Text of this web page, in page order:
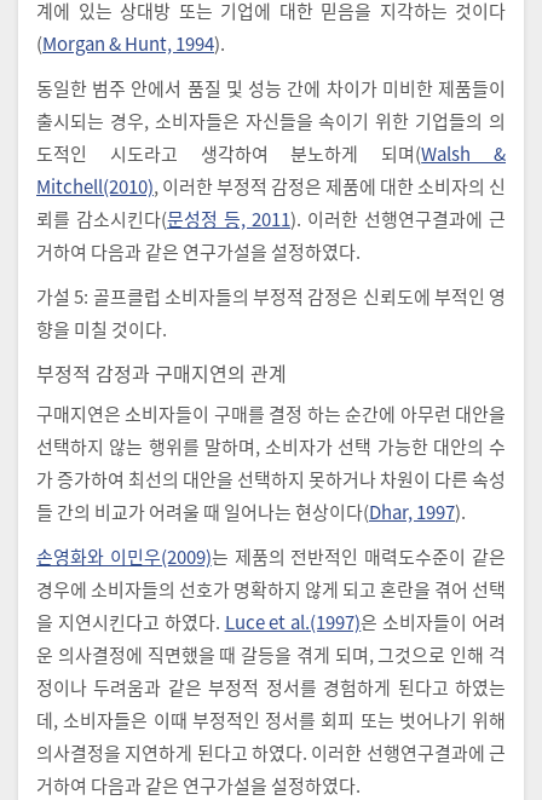
계에 있는 상대방 또는 기업에 대한 믿음을 지각하는 것이다
(Morgan & Hunt, 1994).
동일한 범주 안에서 품질 및 성능 간에 차이가 미비한 제품들이
출시되는 경우, 소비자들은 자신들을 속이기 위한 기업들의 의
도적인 시도라고 생각하여 분노하게 되며(Walsh &
Mitchell(2010), 이러한 부정적 감정은 제품에 대한 소비자의 신
뢰를 감소시킨다(문성정 등, 2011). 이러한 선행연구결과에 근
거하여 다음과 같은 연구가설을 설정하였다.
가설 5: 골프클럽 소비자들의 부정적 감정은 신뢰도에 부적인 영
향을 미칠 것이다.
부정적 감정과 구매지연의 관계
구매지연은 소비자들이 구매를 결정 하는 순간에 아무런 대안을
선택하지 않는 행위를 말하며, 소비자가 선택 가능한 대안의 수
가 증가하여 최선의 대안을 선택하지 못하거나 차원이 다른 속성
들 간의 비교가 어려울 때 일어나는 현상이다(Dhar, 1997).
손영화와 이민우(2009)는 제품의 전반적인 매력도수준이 같은
경우에 소비자들의 선호가 명확하지 않게 되고 혼란을 겪어 선택
을 지연시킨다고 하였다. Luce et al.(1997)은 소비자들이 어려
운 의사결정에 직면했을 때 갈등을 겪게 되며, 그것으로 인해 걱
정이나 두려움과 같은 부정적 정서를 경험하게 된다고 하였는
데, 소비자들은 이때 부정적인 정서를 회피 또는 벗어나기 위해
의사결정을 지연하게 된다고 하였다. 이러한 선행연구결과에 근
거하여 다음과 같은 연구가설을 설정하였다.